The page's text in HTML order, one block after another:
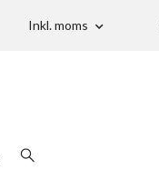
Inkl. moms